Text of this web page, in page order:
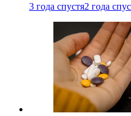
3 года спустя2 года